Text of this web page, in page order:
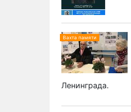
Вахта памяти
Ленинграда.